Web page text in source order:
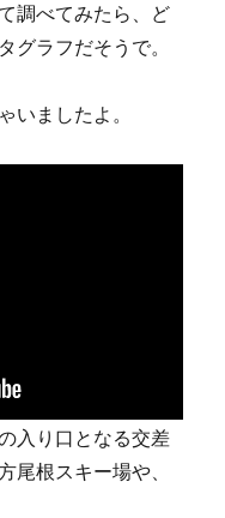
調べてみたら、ど
グラフだそうで。
いましたよ。
入り口となる交差
尾根スキー場や、